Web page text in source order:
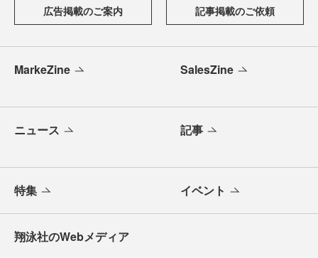
広告掲載のご案内 記事掲載のご依頼
MarkeZine SalesZine
ニュース 記事
特集 イベント
翔泳社のWebメディア